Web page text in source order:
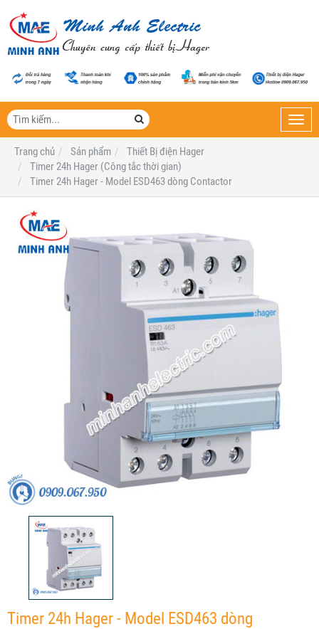
Trang chủ
Sản phẩm
Thiết Bị điện Hager
Timer 24h Hager (Công tắc thời gian)
Timer 24h Hager - Model ESD463 dòng Contactor
Timer 24h Hager - Model ESD463 dòng